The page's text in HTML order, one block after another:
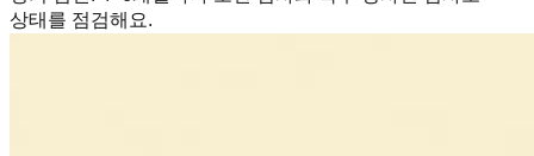
상태를 점검해요.